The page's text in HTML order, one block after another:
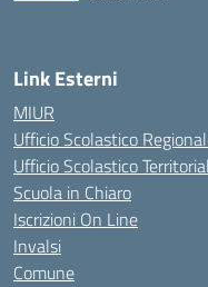
Link Esterni
MIUR
Ufficio Scolastico
Ufficio Scolastico
Scuola in Chiaro
Iscrizioni On Line
Invalsi
Comune